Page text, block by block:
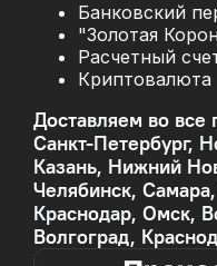
Банковский
"Золотая
Расчетный
Криптовалюта
Доставляем во все
Санкт-Петербург,
Казань, Нижний
Челябинск,
Краснодар, Омск,
Волгоград,